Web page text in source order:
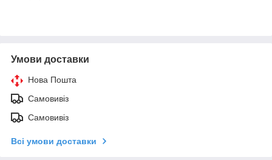
Умови доставки
Нова Пошта
Самовивіз
Самовивіз
Всі умови доставки